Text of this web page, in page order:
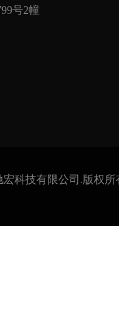
号2幢
科技有限公司.版权所